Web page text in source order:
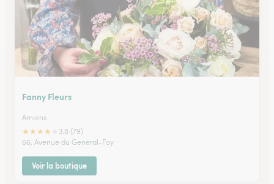
Fanny Fleurs
Amiens
★★★★
3.8 (79)
66, Avenue du General-Foy
Voir la boutique